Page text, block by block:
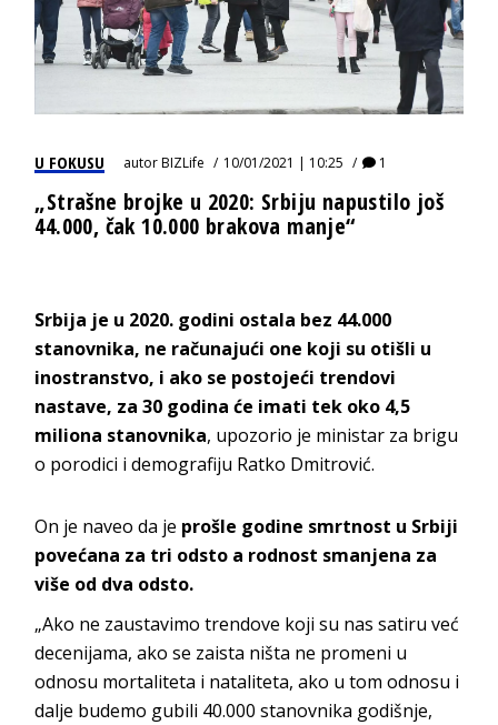
U FOKUSU autorBIZLife 10/01/2021 | 10:25 1
„Strašne brojke u 2020: Srbiju napustilo još
44.000, čak 10.000 brakova manje“
Srbija je u 2020. godini ostala bez 44.000
stanovnika, ne računajući one koji su otišli u
inostranstvo, i ako se postojeći trendovi
nastave, za 30 godina će imati tek oko 4,5
miliona stanovnika, upozorio je ministar za brigu
o porodici i demografiju Ratko Dmitrović.
On je naveo da je prošle godine smrtnost u Srbiji
povećana za tri odsto a rodnost smanjena za
više od dva odsto.
„Ako ne zaustavimo trendove koji su nas satiru već
decenijama, ako se zaista ništa ne promeni u
odnosu mortaliteta i nataliteta, ako u tom odnosu i
dalje budemo gubili 40.000 stanovnika godišnje,